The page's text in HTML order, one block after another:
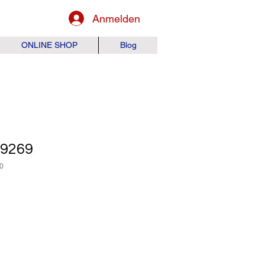
Anmelden
ONLINE SHOP Blog